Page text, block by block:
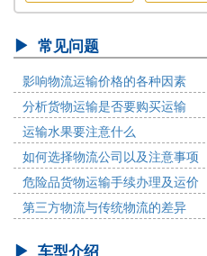
格
格
常见问题
影响物流运输价格的各种因素
分析货物运输是否要购买运输
运输水果要注意什么
如何选择物流公司以及注意事项
危险品货物运输手续办理及运价
第三方物流与传统物流的差异
车型介绍